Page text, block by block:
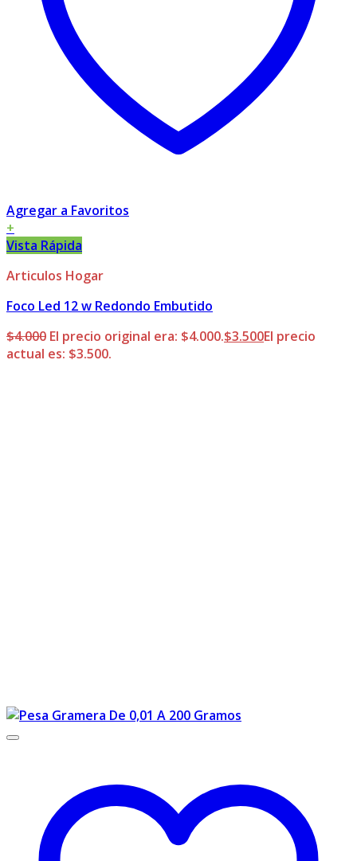
Agregar a Favoritos
+
Vista Rápida
Articulos Hogar
Foco Led 12 w Redondo Embutido
$4.000 El precio original era: $4.000.$3.500El precio
actual es: $3.500.